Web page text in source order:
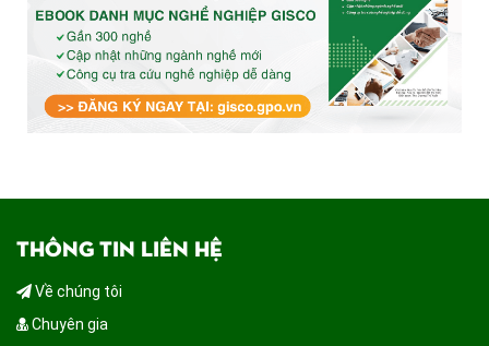
THÔNG TIN LIÊN HỆ
Về chúng tôi
Chuyên gia